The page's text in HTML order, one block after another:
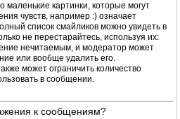
картинки, которые могут
чувств, например :) означает
список смайликов можно увидеть в
не перестарайтесь, используя их:
нечитаемым, и модератор может
или вообще удалить его.
может ограничить количество
в сообщении.
к сообщениям?